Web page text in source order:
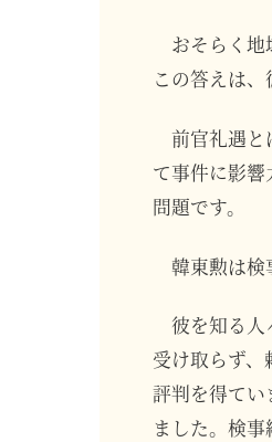
おそらく地
この答えは、
前官礼遇と
て事件に影
問題です。
韓東勲は検
彼を知る
受け取らず
評判を得てい
ました。検